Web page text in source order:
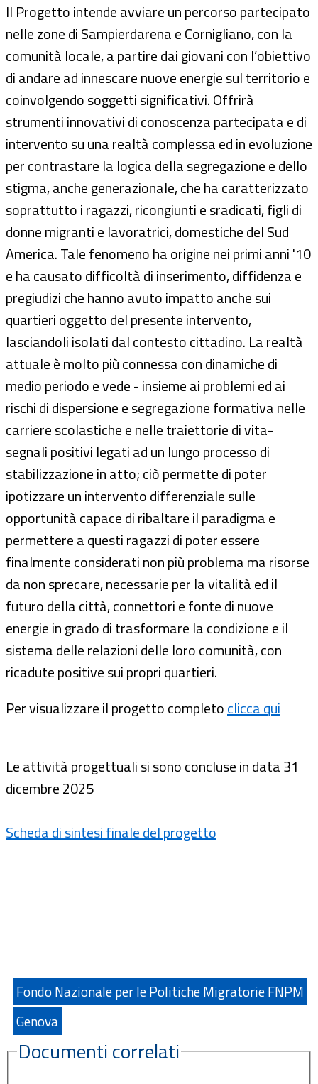
Il Progetto intende avviare un percorso partecipato
nelle zone di Sampierdarena e Cornigliano, con la
comunità locale, a partire dai giovani con l’obiettivo
di andare ad innescare nuove energie sul territorio e
coinvolgendo soggetti significativi. Offrirà
strumenti innovativi di conoscenza partecipata e di
intervento su una realtà complessa ed in evoluzione
per contrastare la logica della segregazione e dello
stigma, anche generazionale, che ha caratterizzato
soprattutto i ragazzi, ricongiunti e sradicati, figli di
donne migranti e lavoratrici, domestiche del Sud
America. Tale fenomeno ha origine nei primi anni '10
e ha causato difficoltà di inserimento, diffidenza e
pregiudizi che hanno avuto impatto anche sui
quartieri oggetto del presente intervento,
lasciandoli isolati dal contesto cittadino. La realtà
attuale è molto più connessa con dinamiche di
medio periodo e vede - insieme ai problemi ed ai
rischi di dispersione e segregazione formativa nelle
carriere scolastiche e nelle traiettorie di vita-
segnali positivi legati ad un lungo processo di
stabilizzazione in atto; ciò permette di poter
ipotizzare un intervento differenziale sulle
opportunità capace di ribaltare il paradigma e
permettere a questi ragazzi di poter essere
finalmente considerati non più problema ma risorse
da non sprecare, necessarie per la vitalità ed il
futuro della città, connettori e fonte di nuove
energie in grado di trasformare la condizione e il
sistema delle relazioni delle loro comunità, con
ricadute positive sui propri quartieri.
Per visualizzare il progetto completoclicca qui
Le attività progettuali si sono concluse in data 31
dicembre 2025
Scheda di sintesi finale del progetto
Fondo Nazionale per le Politiche Migratorie FNPM
Genova
Documenti correlati